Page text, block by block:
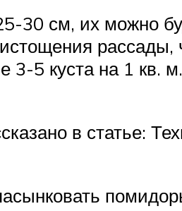
30 см, их можно
5 куста на 1 кв.
в статье: